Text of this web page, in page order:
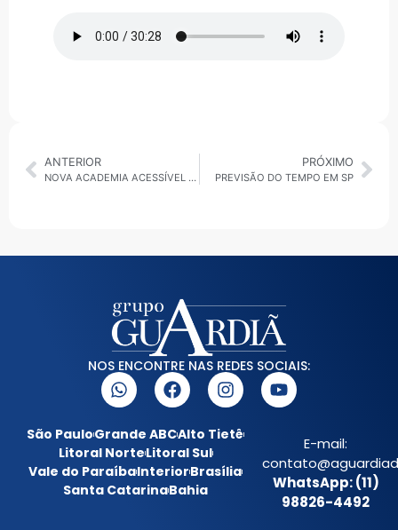
ANTERIOR
NOVA ACADEMIA ACESSÍVEL PARA DEFICIENTES EM SBC
PRÓXIMO
PREVISÃO DO TEMPO EM SP
NOS ENCONTRE NAS REDES SOCIAIS:
São PauloGrande ABCAlto Tietê
Litoral NorteLitoral Sul
Vale do ParaíbaInteriorBrasília
Santa CatarinaBahia
E-mail:
WhatsApp: (11)
98826-4492